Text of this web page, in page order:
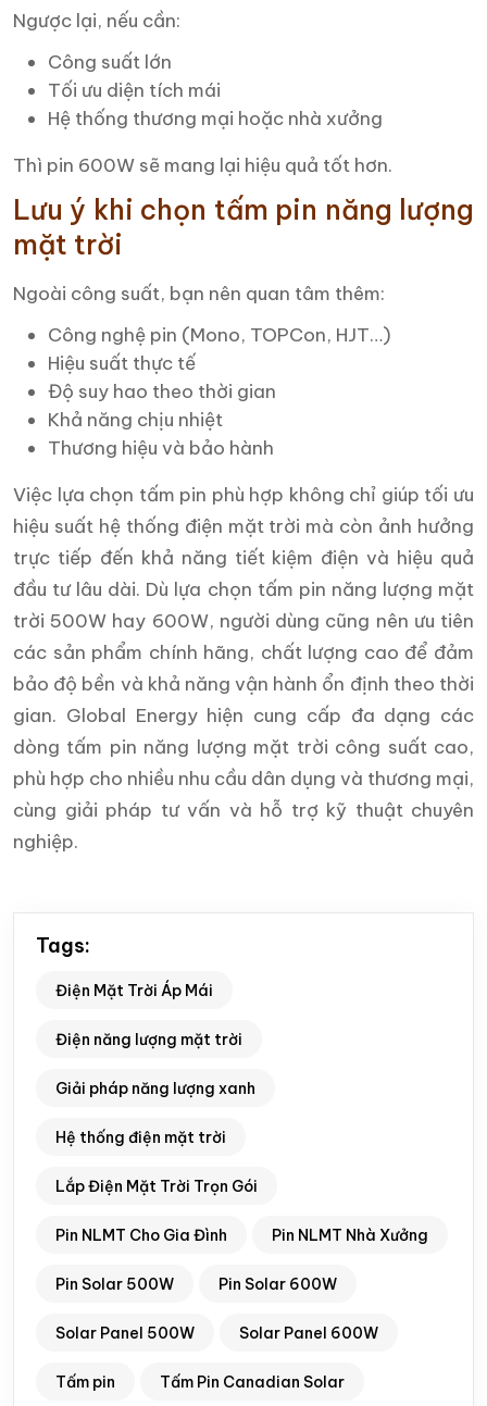
Ngược lại, nếu cần:
Công suất lớn
Tối ưu diện tích mái
Hệ thống thương mại hoặc nhà xưởng
Thì pin 600W sẽ mang lại hiệu quả tốt hơn.
Lưu ý khi chọn tấm pin năng lượng
mặt trời
Ngoài công suất, bạn nên quan tâm thêm:
Công nghệ pin (Mono, TOPCon, HJT…)
Hiệu suất thực tế
Độ suy hao theo thời gian
Khả năng chịu nhiệt
Thương hiệu và bảo hành
Việc lựa chọn tấm pin phù hợp không chỉ giúp tối ưu
hiệu suất hệ thống điện mặt trời mà còn ảnh hưởng
trực tiếp đến khả năng tiết kiệm điện và hiệu quả
đầu tư lâu dài. Dù lựa chọn tấm pin năng lượng mặt
trời 500W hay 600W, người dùng cũng nên ưu tiên
các sản phẩm chính hãng, chất lượng cao để đảm
bảo độ bền và khả năng vận hành ổn định theo thời
gian. Global Energy hiện cung cấp đa dạng các
dòng tấm pin năng lượng mặt trời công suất cao,
phù hợp cho nhiều nhu cầu dân dụng và thương mại,
cùng giải pháp tư vấn và hỗ trợ kỹ thuật chuyên
nghiệp.
Tags:
Điện Mặt Trời Áp Mái
Điện năng lượng mặt trời
Giải pháp năng lượng xanh
Hệ thống điện mặt trời
Lắp Điện Mặt Trời Trọn Gói
Pin NLMT Cho Gia Đình Pin NLMT Nhà Xưởng
Pin Solar 500W Pin Solar 600W
Solar Panel 500W Solar Panel 600W
Tấm pin Tấm Pin Canadian Solar